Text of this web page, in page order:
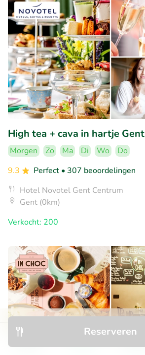
Reserveren
High tea + cava in hartje Gent
Morgen Zo Ma Di Wo
Do
9.3
Perfect • 307 beoordelingen
Hotel Novotel Gent Centrum
Gent (0km)
Verkocht: 200